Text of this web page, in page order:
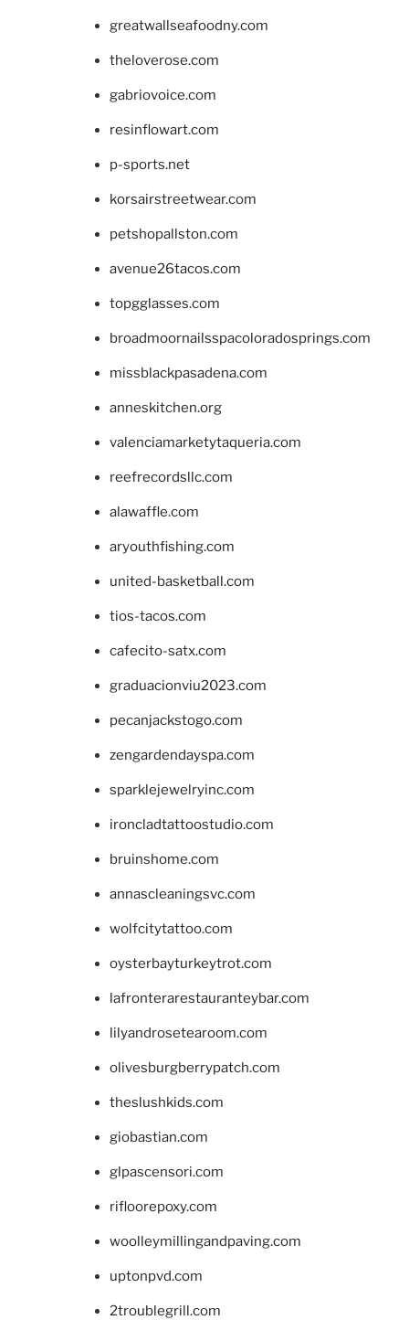
greatwallseafoodny.com
theloverose.com
gabriovoice.com
resinflowart.com
p-sports.net
korsairstreetwear.com
petshopallston.com
avenue26tacos.com
topgglasses.com
broadmoornailsspacoloradosprings.com
missblackpasadena.com
anneskitchen.org
valenciamarketytaqueria.com
reefrecordsllc.com
alawaffle.com
aryouthfishing.com
united-basketball.com
tios-tacos.com
cafecito-satx.com
graduacionviu2023.com
pecanjackstogo.com
zengardendayspa.com
sparklejewelryinc.com
ironcladtattoostudio.com
bruinshome.com
annascleaningsvc.com
wolfcitytattoo.com
oysterbayturkeytrot.com
lafronterarestauranteybar.com
lilyandrosetearoom.com
olivesburgberrypatch.com
theslushkids.com
giobastian.com
glpascensori.com
rifloorepoxy.com
woolleymillingandpaving.com
uptonpvd.com
2troublegrill.com